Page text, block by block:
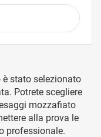
è stato selezionato
Potrete scegliere
mozzafiato
alla prova le
professionale.